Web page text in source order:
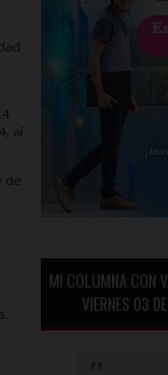
al
de
MI COLUMNA CON
VIERNES 03